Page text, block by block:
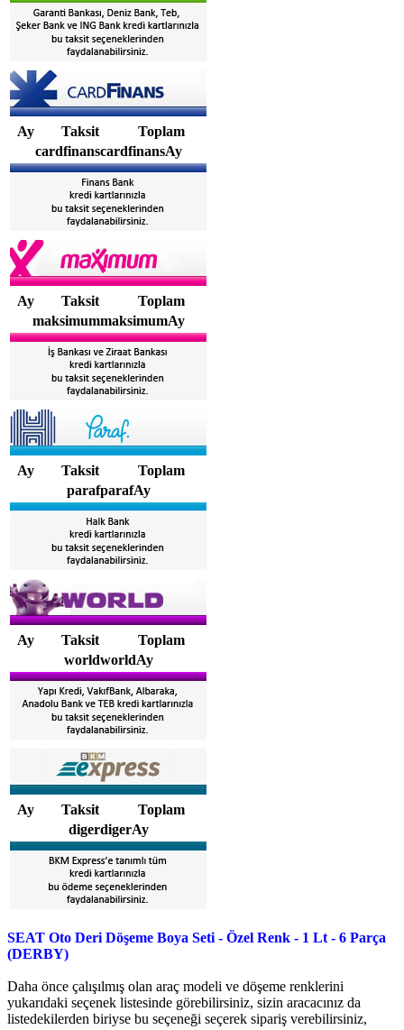
Ay Taksit
Toplam
cardfinanscardfinansAy
Ay Taksit
Toplam
maksimummaksimumAy
Ay Taksit
Toplam
parafparafAy
Ay Taksit
Toplam
worldworldAy
Ay Taksit
Toplam
digerdigerAy
SEAT Oto Deri Döşeme Boya Seti - Özel Renk - 1 Lt - 6 Parça
(DERBY)
Daha önce çalışılmış olan araç modeli ve döşeme renklerini
yukarıdaki seçenek listesinde görebilirsiniz, sizin aracacınız da
listedekilerden biriyse bu seçeneği seçerek sipariş verebilirsiniz,